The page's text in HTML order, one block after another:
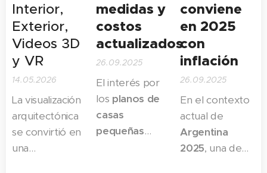
Interior,
Exterior,
Videos 3D
y VR
14.05.2026
La visualización
arquitectónica
se convirtió en
una
medidas y
costos
actualizados
26.09.2025
El interés por
los planos de
casas
pequeñas
conviene
en 2025
con
inflación
26.09.2025
En el contexto
actual de
Argentina
2025, una de